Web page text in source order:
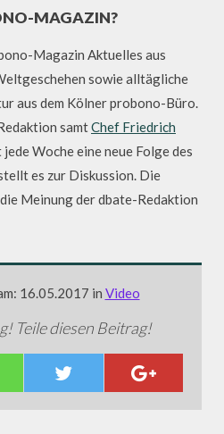
MAGAZIN?
Magazin Aktuelles aus
sowie alltägliche
aus dem Kölner probono-Büro.
samtChef Friedrich
jede Woche eine neue Folge des
es zur Diskussion. Die
Meinung der dbate-Redaktion
16.05.2017 in Video
Teile diesen Beitrag!